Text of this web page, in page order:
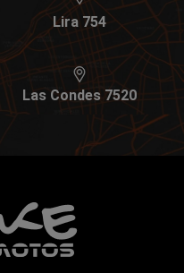
Lira 754
Las Condes 7520